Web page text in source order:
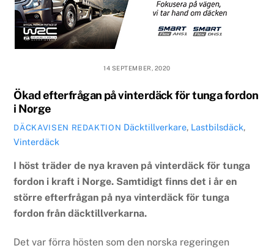
14 SEPTEMBER, 2020
Ökad efterfrågan på vinterdäck för tunga fordon
i Norge
DÄCKAVISEN REDAKTION Däcktillverkare, Lastbilsdäck,
Vinterdäck
I höst träder de nya kraven på vinterdäck för tunga
fordon i kraft i Norge. Samtidigt finns det i år en
större efterfrågan på nya vinterdäck för tunga
fordon från däcktillverkarna.
Det var förra hösten som den norska regeringen